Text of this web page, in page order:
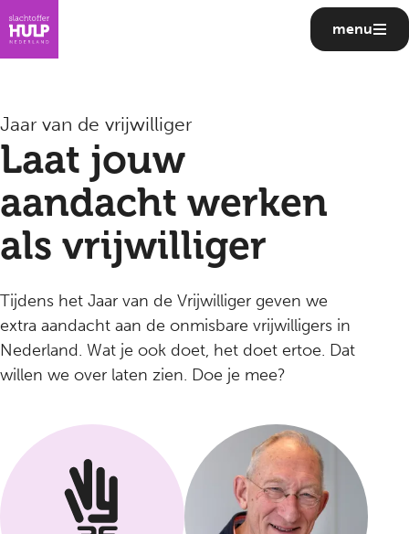
menu
Jaar van de vrijwilliger
Laat jouw
aandacht werken
als vrijwilliger
Tijdens het Jaar van de Vrijwilliger geven we
extra aandacht aan de onmisbare vrijwilligers in
Nederland. Wat je ook doet, het doet ertoe. Dat
willen we over laten zien. Doe je mee?